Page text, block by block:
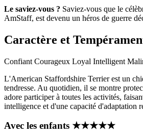
Le saviez-vous ? Saviez-vous que le
AmStaff, est devenu un héros de guerre
Caractère et
Confiant Courageux Loyal Intelligent
L'American Staffordshire Terrier est un
tendresse. Au quotidien, il se montre
adore participer à toutes les activités,
intelligence et d'une capacité d'adaptation
Avec les enfants ★★★★★